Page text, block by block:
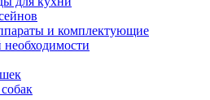
и комплектующие